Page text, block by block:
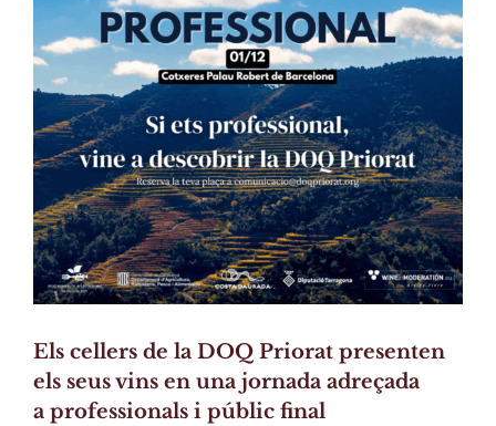
Image
Els cellers de la DOQ Priorat presenten
els seus vins en una jornada adreçada
a professionals i públic final